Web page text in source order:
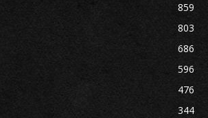
859
803
686
596
476
344